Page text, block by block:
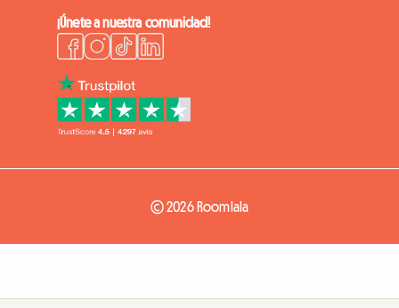
¡Únete a nuestra comunidad!
© 2026 Roomlala